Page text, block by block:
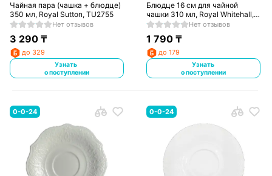
Чайная пара (чашка + блюдце)
350 мл, Royal Sutton, TU2755
Нет отзывов
3 290₸
до 329
Узнать
о поступлении
Блюдце 16 см для чайной
чашки 310 мл, Royal Whitehall,
TU3165
Нет отзывов
1 790 ₸
до 179
Узнать
о поступлении
0-0-24 0-0-24